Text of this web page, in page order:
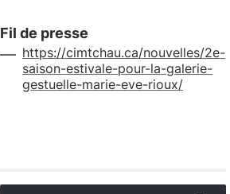
Fil de presse
https://cimtchau.ca/nouvelles/2e-
saison-estivale-pour-la-galerie-
gestuelle-marie-eve-rioux/